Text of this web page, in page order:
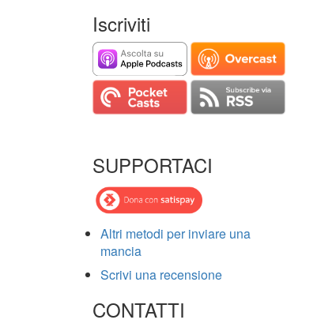
Iscriviti
SUPPORTACI
Altri metodi per inviare una
mancia
Scrivi una recensione
CONTATTI